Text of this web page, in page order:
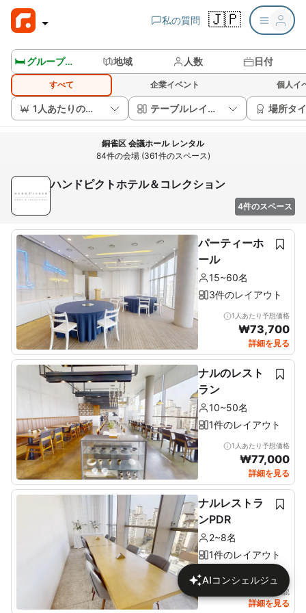
私の質問 🇯🇵
🛏️ グループルームを見る 地域 人数 日付
すべて 企業イベント 個人イ
1人あたりの価格 テーブルレイアウト 場所タ
銅雀区 会議ホール レンタル
84件の会場 (361件のスペース)
ハンドピクトホテル＆コレクション
4件のスペース
パーティーホ
ール
15~60名
3件のレイアウト
1人あたり予想価格
₩73,700
詳細を見る
ナルのレスト
ラン
10~50名
1件のレイアウト
1人あたり予想価格
₩77,000
詳細を見る
ナルレストラ
ンPDR
2~8名
1件のレイアウト
詳細で価格を確認
詳細を見る
AIコンシェルジュ